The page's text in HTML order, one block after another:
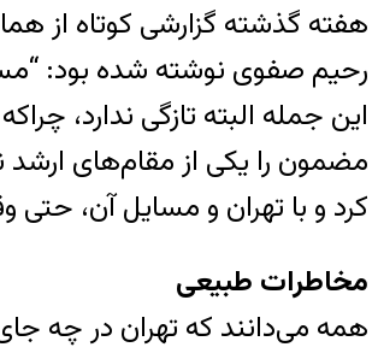
هفته گذشته گزارشی کوتاه از
رحیم صفوی نوشته شده بود: “مسائل تهران
این جمله البته تازگی ندارد،
مضمون را یکی از مقام‌های
کرد و با تهران و مسایل آن،
مخاطرات طبیعی
همه می‌دانند که تهران در چه